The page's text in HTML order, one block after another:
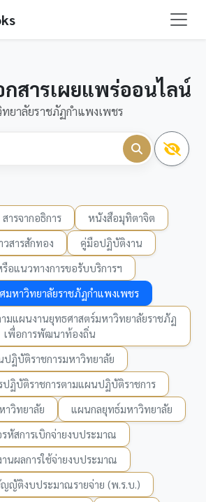
กสารเผยแพร่ออนไลน์
ยาลัยราชภัฏกำแพงเพชร
สารจากอธิการ
หนังสือมุทิตาจิต
สารสักทอง
คู่มือปฏิบัติงาน
อแนวทางการขอรับบริการฯ
มหาวิทยาลัยราชภัฏกำแพงเพชร
มแผนงานยุทธศาสตร์มหาวิทยาลัยราชภัฏ
เพื่อการพัฒนาท้องถิ่น
ฏิบัติราชการมหาวิทยาลัย
ปฏิบัติราชการตามแผนปฏิบัติราชการ
วิทยาลัย
แผนกลยุทธ์มหาวิทยาลัย
หัสการเบิกจ่ายงบประมาณ
านผลการใช้จ่ายงบประมาณ
ญัติงบประมาณรายจ่าย (พ.ร.บ.)